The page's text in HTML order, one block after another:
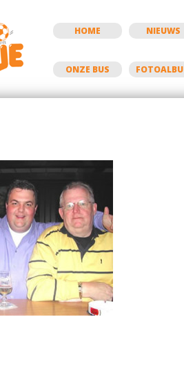
HOME NIEUWS
ONZE BUS